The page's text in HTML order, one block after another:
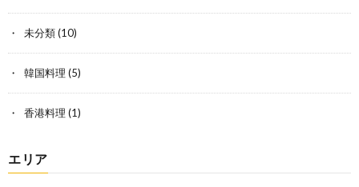
未分類(10)
韓国料理 (5)
香港料理 (1)
エリア